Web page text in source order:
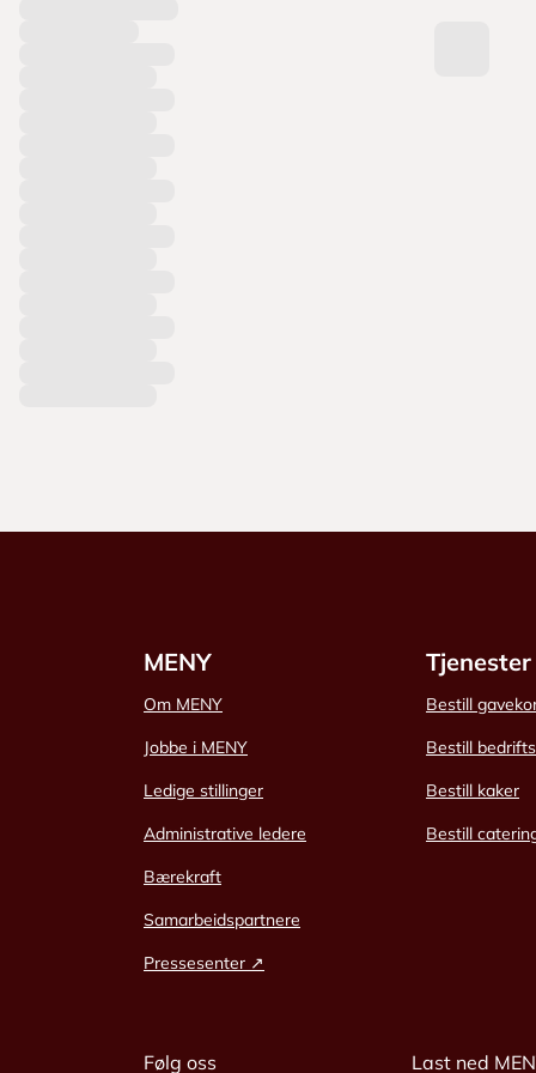
MENY
Om MENY
Jobbe i MENY
Ledige stillinger
Administrative ledere
Bærekraft
Samarbeidspartnere
Pressesenter ↗
Tjenester
Bestill
Bestill
Bestill kaker
Bestill
Følg oss Last ned